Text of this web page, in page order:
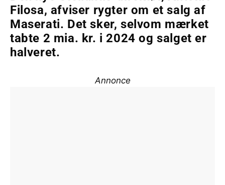
Filosa, afviser rygter om et salg af
Maserati. Det sker, selvom mærket
tabte 2 mia. kr. i 2024 og salget er
halveret.
Annonce